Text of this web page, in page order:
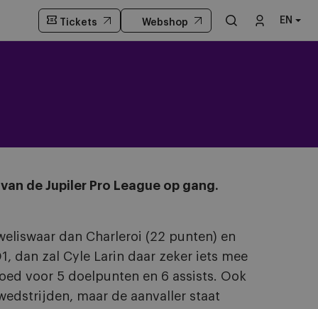
Tickets Webshop EN
de Jupiler Pro League op gang.
dan Charleroi (22 punten) en
dan zal Cyle Larin daar zeker iets mee
voor 5 doelpunten en 6 assists. Ook
maar de aanvaller staat